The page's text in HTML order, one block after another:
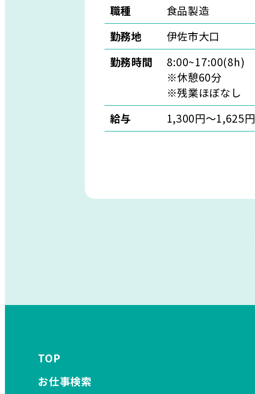
職種
食品製造
勤務地
伊佐市大口
勤務時間
8:00~17:00(8h)
※休憩60分
※残業ほぼなし
給与
1,300円～1,625円
TOP
お仕事検索